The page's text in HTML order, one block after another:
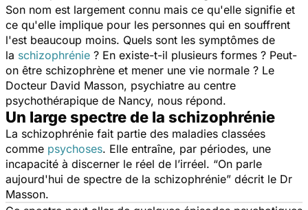
Son nom est largement connu mais ce qu'elle signifie et
ce qu'elle implique pour les personnes qui en souffrent
l'est beaucoup moins. Quels sont les symptômes de
la schizophrénie ? En existe-t-il plusieurs formes ? Peut-
on être schizophrène et mener une vie normale ? Le
Docteur David Masson, psychiatre au centre
psychothérapique de Nancy, nous répond.
Un large spectre de la schizophrénie
La schizophrénie fait partie des maladies classées
comme psychoses. Elle entraîne, par périodes, une
incapacité à discerner le réel de l’irréel. “On parle
aujourd'hui de spectre de la schizophrénie” décrit le Dr
Masson.